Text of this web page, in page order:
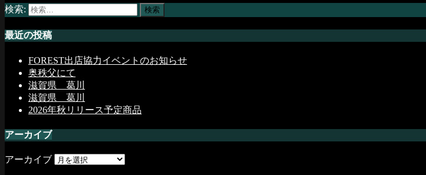
検索:
最近の投稿
FOREST出店協力イベントのお知らせ
奥秩父にて
滋賀県 葛川
滋賀県 葛川
2026年秋リリース予定商品
アーカイブ
アーカイブ